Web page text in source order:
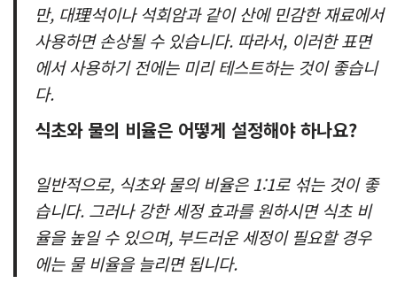
만, 대理석이나 석회암과 같이 산에 민감한 재료에서
사용하면 손상될 수 있습니다. 따라서, 이러한 표면
에서 사용하기 전에는 미리 테스트하는 것이 좋습니
다.
식초와 물의 비율은 어떻게 설정해야 하나요?
일반적으로, 식초와 물의 비율은 1:1로 섞는 것이 좋
습니다. 그러나 강한 세정 효과를 원하시면 식초 비
율을 높일 수 있으며, 부드러운 세정이 필요할 경우
에는 물 비율을 늘리면 됩니다.